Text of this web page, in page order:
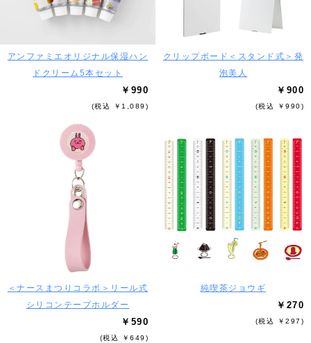
アンファミエオリジナル保湿ハン
ドクリーム5本セット
￥990
(税込 ￥1,089)
クリップボード＜スタンド式＞発
泡美人
￥900
(税込 ￥990)
＜ナースまつりコラボ＞リール式
シリコンテープホルダー
￥590
(税込 ￥649)
純喫茶ジョウギ
￥270
(税込 ￥297)